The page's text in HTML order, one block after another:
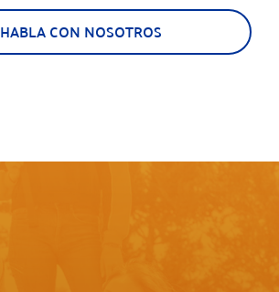
HABLA CON NOSOTROS